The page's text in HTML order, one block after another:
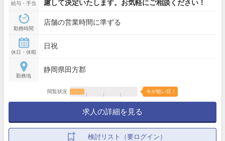
給与・手当
慮して決定いたします。お気軽にご相談ください！
勤務時間
店舗の営業時間に準ずる
休日・休暇
日祝
勤務地
静岡県田方郡
閲覧状況 今が狙い目！
求人の詳細を見る
検討リスト（要ログイン）